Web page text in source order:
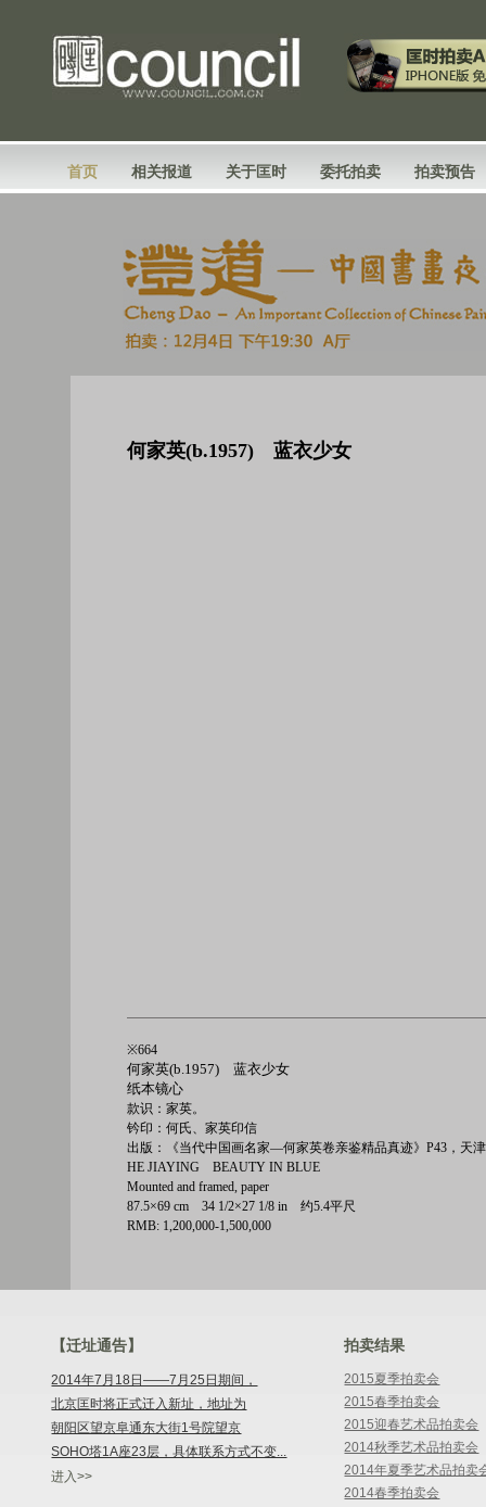
首页 相关报道 关于匡时 委托拍卖 拍卖预告
何家英(b.1957) 蓝衣少女
※664
何家英(b.1957) 蓝衣少女
纸本镜心
款识：家英。
钤印：何氏、家英印信
出版：《当代中国画名家—何家英卷亲鉴精品真迹》P43，天
HE JIAYING BEAUTY IN BLUE
Mounted and framed, paper
87.5×69 cm 34 1/2×27 1/8 in 约5.4平尺
RMB: 1,200,000-1,500,000
【迁址通告】
2014年7月18日——7月25日期间，
北京匡时将正式迁入新址，地址为
朝阳区望京阜通东大街1号院望京
SOHO塔1A座23层，具体联系方式不变...
进入>>
拍卖结果
2015夏季拍卖会
2015春季拍卖会
2015迎春艺术品拍卖会
2014秋季艺术品拍卖会
2014年夏季艺术品拍卖
2014春季拍卖会